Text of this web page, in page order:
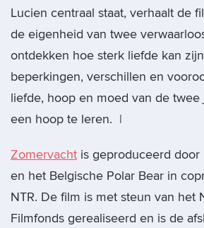
Lucien centraal staat, verhaalt de
de eigenheid van twee
ontdekken hoe sterk liefde kan
beperkingen, verschillen en
liefde, hoop en moed van de
een hoop te leren. |
Zomervacht is geproduceerd door
en het Belgische Polar Bear in
NTR. De film is met steun van het
Filmfonds gerealiseerd en is de